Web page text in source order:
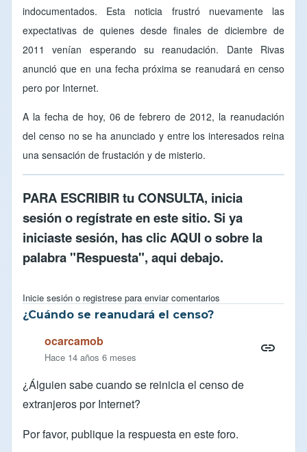
indocumentados. Esta noticia frustró nuevamente las
expectativas de quienes desde finales de diciembre de
2011 venían esperando su reanudación. Dante Rivas
anunció que en una fecha próxima se reanudará en censo
pero por Internet.
A la fecha de hoy, 06 de febrero de 2012, la reanudación
del censo no se ha anunciado y entre los interesados reina
una sensación de frustación y de misterio.
PARA ESCRIBIR tu CONSULTA, inicia
sesióno regístrate en este sitio. Si ya
iniciaste sesión, has clicAQUI o sobre la
palabra "Respuesta", aqui debajo.
Inicie sesión o registrese para enviar comentarios
¿Cuándo se reanudará el censo?
ocarcamob
Hace 14 años 6 meses
¿Álguien sabe cuando se reinicia el censo de
extranjeros por Internet?
Por favor, publique la respuesta en este foro.